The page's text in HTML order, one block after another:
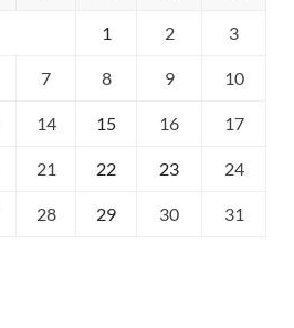
1 2 3
7 8 9 10
14 15 16 17
21 22 23 24
28 29 30 31